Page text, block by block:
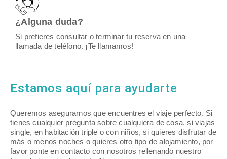
¿Alguna duda?
Si prefieres consultar o terminar tu reserva en una
llamada de teléfono. ¡Te llamamos!
Estamos aquí para ayudarte
Queremos asegurarnos que encuentres el viaje perfecto. Si
tienes cualquier pregunta sobre cualquiera de cosa, si viajas
single, en habitación triple o con niños, si quieres disfrutar de
más o menos noches o quieres otro tipo de alojamiento, por
favor ponte en contacto con nosotros rellenando nuestro